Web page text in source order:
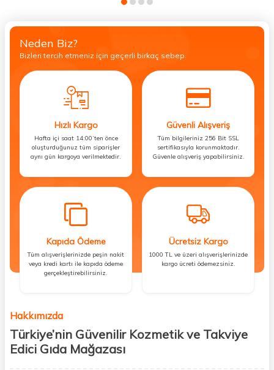
Neden Biz?
Bizleri tercih etmeniz için geçerli birkaç sebep.
Hızlı Kargo
Hafta içi saat 14:00’ten önce
oluşturduğunuz tüm siparişler
aynı gün kargoya verilmektedir.
Güvenli Alışveriş
Tüm bilgileriniz 256 Bit SSL
sertifikasıyla korunmaktadır.
Güvenle alışveriş yapabilirsiniz.
Kapıda Ödeme
Tüm alışverişlerinizde peşin nakit
veya kredi kartı ile kapıda ödeme
gerçekleştirebilirsiniz.
Ücretsiz Kargo
1000 TL ve üzeri alışverişlerinizde
kargo ücreti ödemezsiniz.
Hakkımızda
Türkiye’nin Güvenilir Kozmetik ve Takviye
Edici Gıda Mağazası